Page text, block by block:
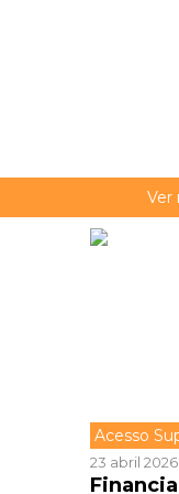
Ver
Acesso
23 abril 2026